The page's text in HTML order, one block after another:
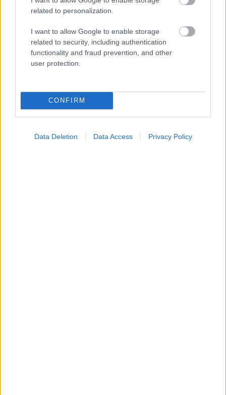
related to personalization.
I want to allow Google to enable storage
related to security, including authentication
functionality and fraud prevention, and other
user protection.
CONFIRM
Data Deletion Data Access Privacy Policy
Νέο φάρμακο για την παχυσαρκία: Σημαντική
απώλεια βάρους με μία ένεση Mazdutide την